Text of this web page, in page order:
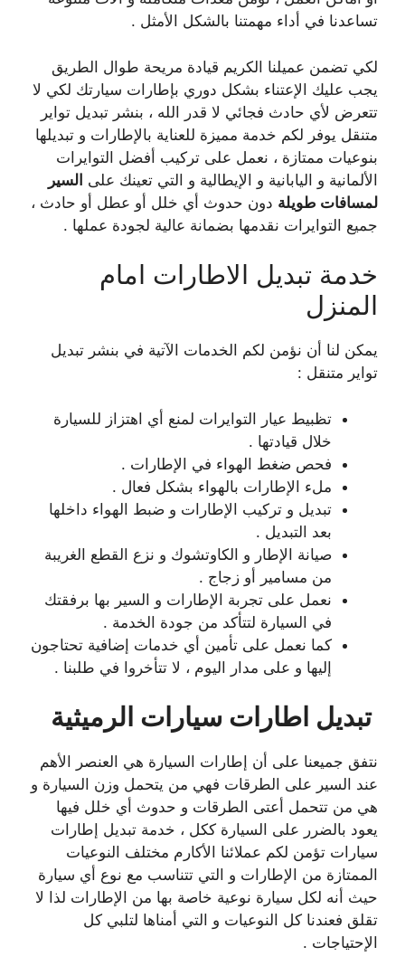
تساعدنا في أداء مهمتنا بالشكل الأمثل .
لكي تضمن عميلنا الكريم قيادة مريحة طوال الطريق
يجب عليك الإعتناء بشكل دوري بإطارات سيارتك لكي لا
تتعرض لأي حادث فجائي لا قدر الله ، بنشر تبديل تواير
متنقل يوفر لكم خدمة مميزة للعناية بالإطارات و تبديلها
بنوعيات ممتازة ، نعمل على تركيب أفضل التوايرات
الألمانية و اليابانية و الإيطالية و التي تعينك على السير
لمسافات طويلة دون حدوث أي خلل أو عطل أو حادث ،
جميع التوايرات نقدمها بضمانة عالية لجودة عملها .
خدمة تبديل الاطارات امام
المنزل
يمكن لنا أن نؤمن لكم الخدمات الآتية في بنشر تبديل
تواير متنقل :
تظبيط عيار التوايرات لمنع أي اهتزاز للسيارة
خلال قيادتها .
فحص ضغط الهواء في الإطارات .
ملء الإطارات بالهواء بشكل فعال .
تبديل و تركيب الإطارات و ضبط الهواء داخلها
بعد التبديل .
صيانة الإطار و الكاوتشوك و نزع القطع الغريبة
من مسامير أو زجاج .
نعمل على تجربة الإطارات و السير بها برفقتك
في السيارة لتتأكد من جودة الخدمة .
كما نعمل على تأمين أي خدمات إضافية تحتاجون
إليها و على مدار اليوم ، لا تتأخروا في طلبنا .
تبديل اطارات سيارات الرميثية
نتفق جميعنا على أن إطارات السيارة هي العنصر الأهم
عند السير على الطرقات فهي من يتحمل وزن السيارة و
هي من تتحمل أعتى الطرقات و حدوث أي خلل فيها
يعود بالضرر على السيارة ككل ، خدمة تبديل إطارات
سيارات تؤمن لكم عملائنا الأكارم مختلف النوعيات
الممتازة من الإطارات و التي تتناسب مع نوع أي سيارة
حيث أنه لكل سيارة نوعية خاصة بها من الإطارات لذا لا
تقلق فعندنا كل النوعيات و التي أمناها لتلبي كل
الإحتياجات .